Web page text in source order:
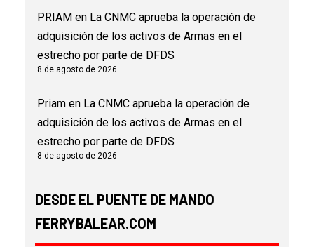
PRIAM en La CNMC aprueba la operación de
adquisición de los activos de Armas en el
estrecho por parte de DFDS
8 de agosto de 2026
Priam en La CNMC aprueba la operación de
adquisición de los activos de Armas en el
estrecho por parte de DFDS
8 de agosto de 2026
DESDE EL PUENTE DE MANDO
FERRYBALEAR.COM